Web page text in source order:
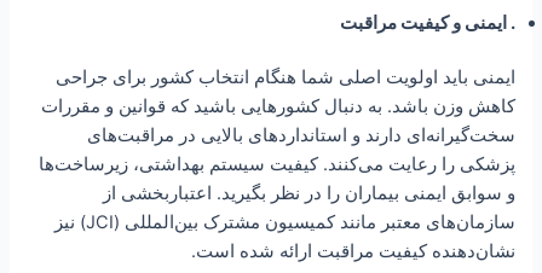
. ایمنی و کیفیت مراقبت
ایمنی باید اولویت اصلی شما هنگام انتخاب کشور برای جراحی
کاهش وزن باشد. به دنبال کشورهایی باشید که قوانین و مقررات
سخت‌گیرانه‌ای دارند و استانداردهای بالایی در مراقبت‌های
پزشکی را رعایت می‌کنند. کیفیت سیستم بهداشتی، زیرساخت‌ها
و سوابق ایمنی بیماران را در نظر بگیرید. اعتباربخشی از
سازمان‌های معتبر مانند کمیسیون مشترک بین‌المللی (JCI) نیز
نشان‌دهنده کیفیت مراقبت ارائه شده است.